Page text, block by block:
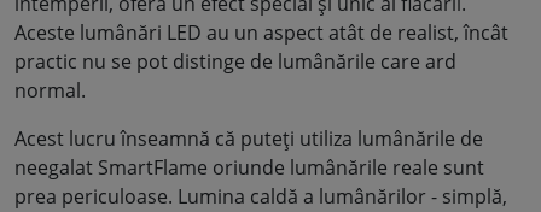
Aceste lumânări LED au un aspect atât de realist, încât
practic nu se pot distinge de lumânările care ard
normal.
Acest lucru înseamnă că puteți utiliza lumânările de
neegalat SmartFlame oriunde lumânările reale sunt
prea periculoase. Lumina caldă a lumânărilor - simplă,